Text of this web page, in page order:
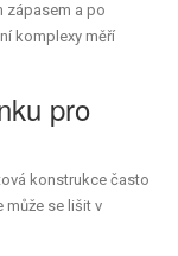
zápasem a po
komplexy měří
pro
konstrukce často
může se lišit v